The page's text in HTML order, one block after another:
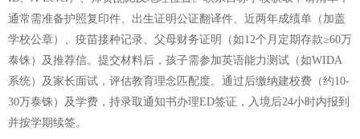
通常需准备护照复印件、出生证明公证翻译件、近两年成绩单（加盖
学校公章）、疫苗接种记录、父母财务证明（如12个月定期存款≥60万
泰铢）及推荐信。提交材料后，孩子需参加英语能力测试（如WIDA
系统）及家长面试，评估教育理念匹配度。通过后缴纳建校费（约10-
30万泰铢）及学费，持录取通知书办理ED签证，入境后24小时内报到
并按学期续签。